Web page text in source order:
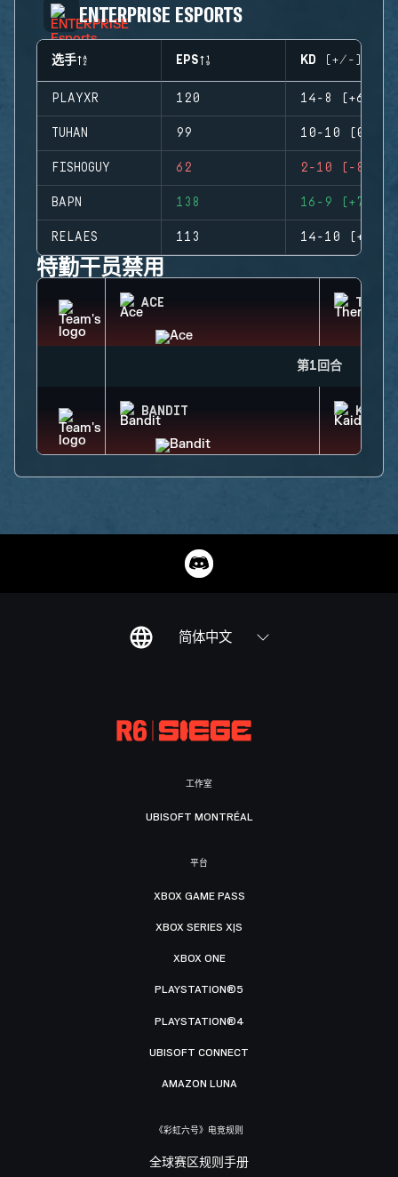
ENTERPRISE ESPORTS
选手 EPS KD (+/-)
PLAYXR 120 14-8 (+6)
TUHAN 99 10-10 (0)
FISHOGUY 62 2-10 (-8)
BAPN 138 16-9 (+7)
RELAES 113 14-10 (+4)
特勤干员禁用
ACE
第1回合
BANDIT KAID
简体中文
工作室
UBISOFT MONTRÉAL
平台
XBOX GAME PASS
XBOX SERIES X|S
XBOX ONE
PLAYSTATION®5
PLAYSTATION®4
UBISOFT CONNECT
AMAZON LUNA
《彩虹六号》电竞规则
全球赛区规则手册